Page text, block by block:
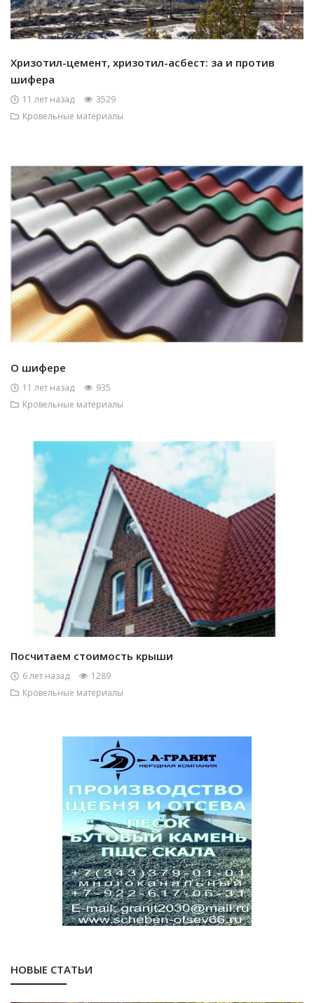
Хризотил-цемент, хризотил-асбест: за и против
шифера
11 лет назад
3529
Кровельные материалы
О шифере
11 лет назад
935
Кровельные материалы
Посчитаем стоимость крыши
6 лет назад
1289
Кровельные материалы
НОВЫЕ СТАТЬИ